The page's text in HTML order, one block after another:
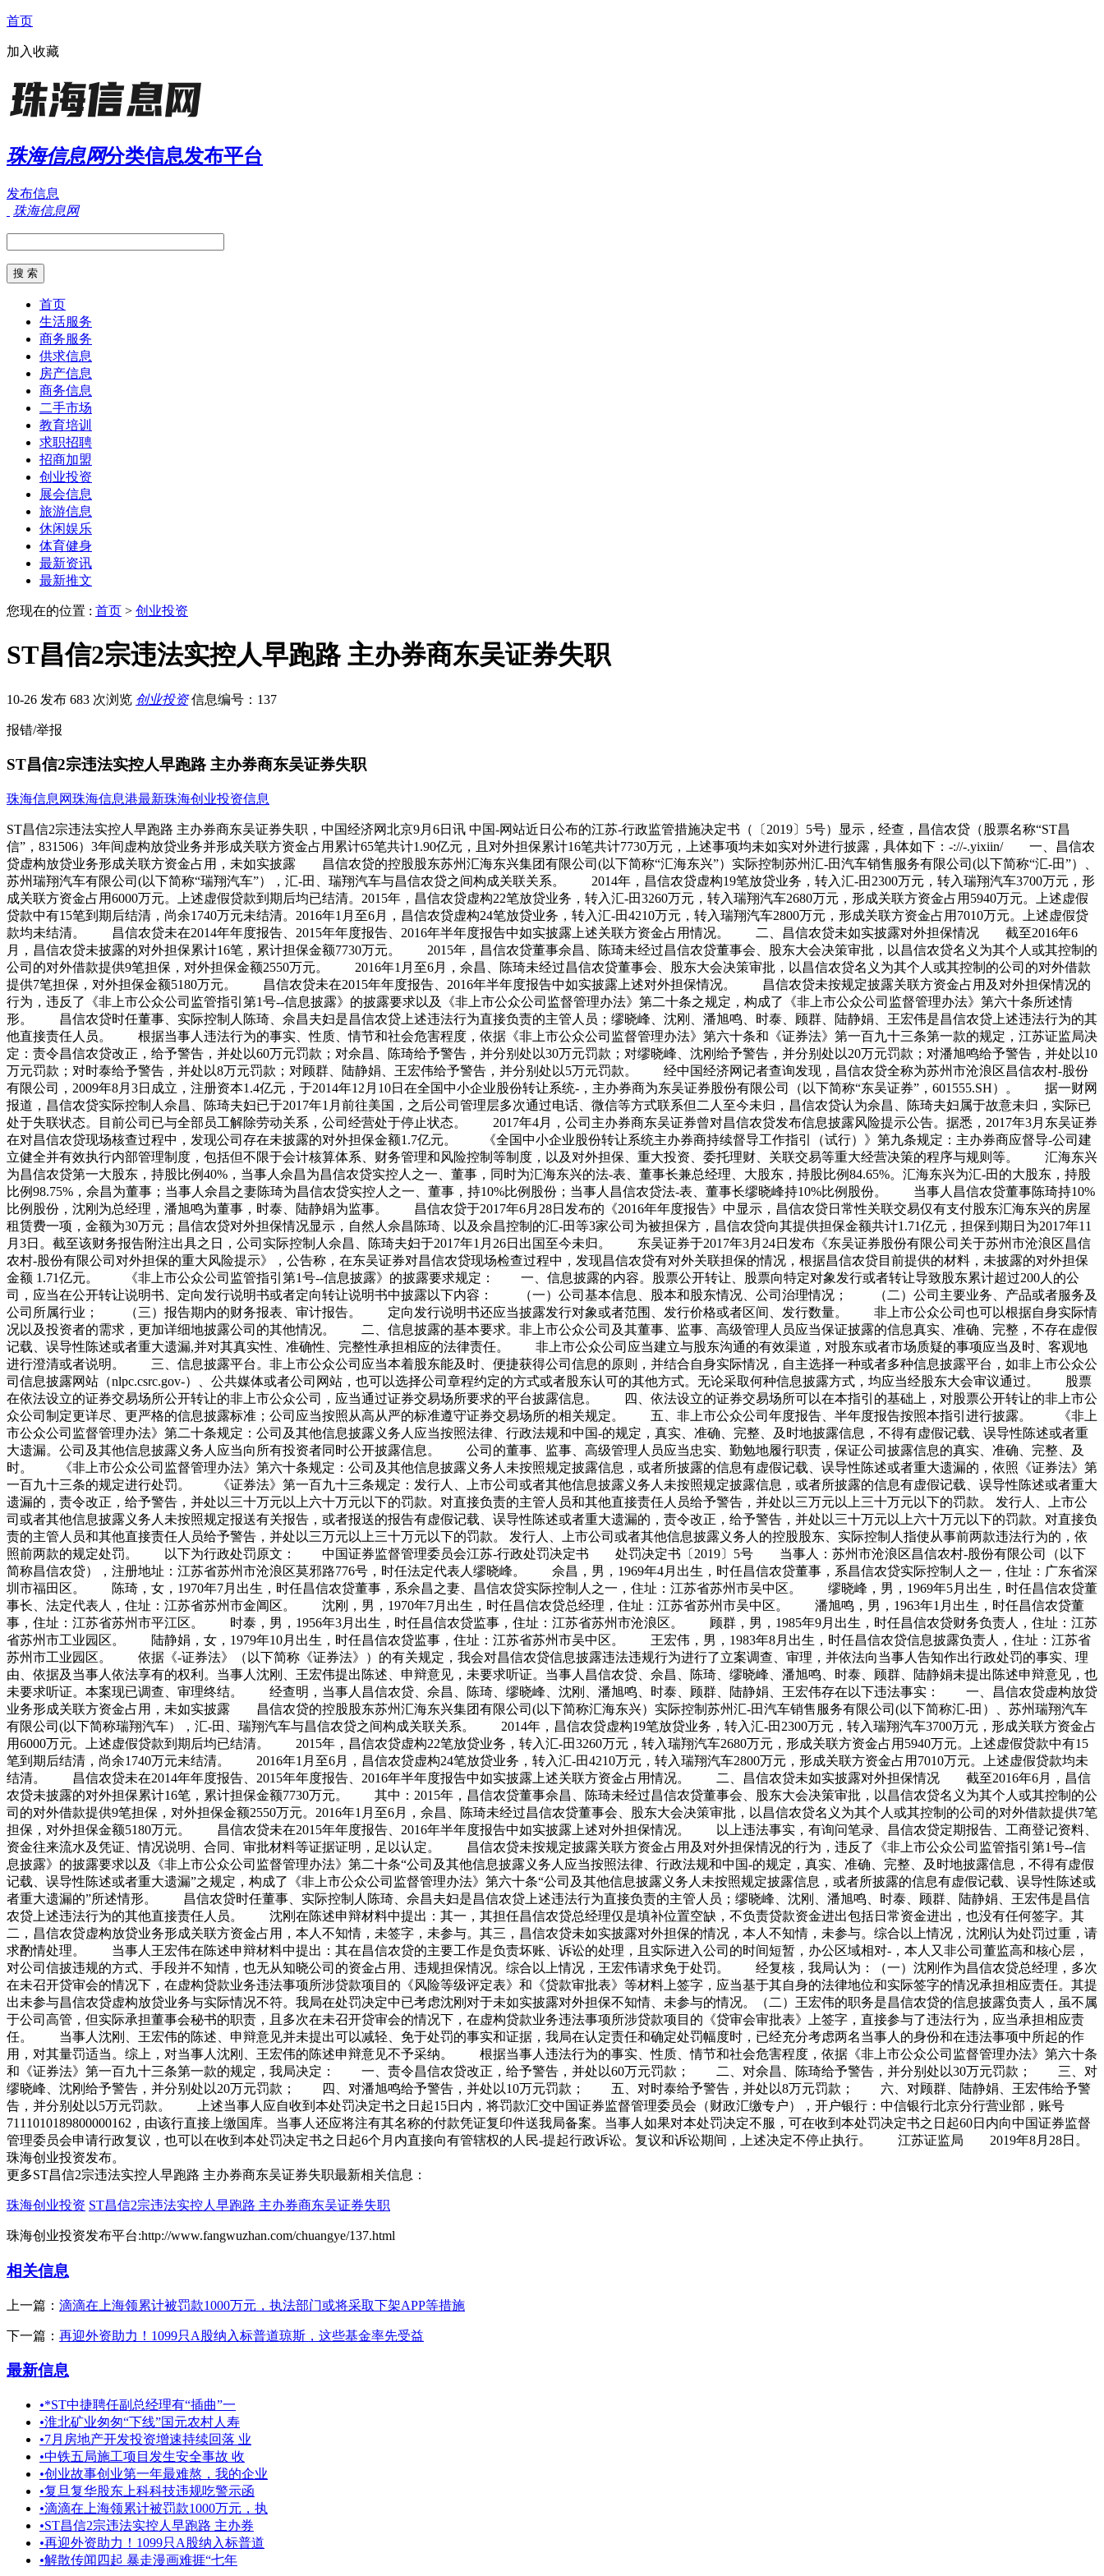
首页
加入收藏
珠海信息网分类信息发布平台
发布信息
珠海信息网
首页
生活服务
商务服务
供求信息
房产信息
商务信息
二手市场
教育培训
求职招聘
招商加盟
创业投资
展会信息
旅游信息
休闲娱乐
体育健身
最新资讯
最新推文
您现在的位置 : 首页 > 创业投资
ST昌信2宗违法实控人早跑路 主办券商东吴证券失职
10-26 发布 683 次浏览 创业投资 信息编号：137
报错/举报
ST昌信2宗违法实控人早跑路 主办券商东吴证券失职
珠海信息网珠海信息港最新珠海创业投资信息
ST昌信2宗违法实控人早跑路 主办券商东吴证券失职，中国经济网北京9月6日讯 中国-网站近日公布的江苏-行政监管措施决定书（〔2019〕5号）显示，经查，昌信农贷（股票名称“ST昌
信”，831506）3年间虚构放贷业务并形成关联方资金占用累计65笔共计1.90亿元，且对外担保累计16笔共计7730万元，上述事项均未如实对外进行披露，具体如下：-://-.yixiin/ 一、昌信农
贷虚构放贷业务形成关联方资金占用，未如实披露 昌信农贷的控股股东苏州汇海东兴集团有限公司(以下简称“汇海东兴”）实际控制苏州汇-田汽车销售服务有限公司(以下简称“汇-田”）、
苏州瑞翔汽车有限公司(以下简称“瑞翔汽车”），汇-田、瑞翔汽车与昌信农贷之间构成关联关系。 2014年，昌信农贷虚构19笔放贷业务，转入汇-田2300万元，转入瑞翔汽车3700万元，形
成关联方资金占用6000万元。上述虚假贷款到期后均已结清。2015年，昌信农贷虚构22笔放贷业务，转入汇-田3260万元，转入瑞翔汽车2680万元，形成关联方资金占用5940万元。上述虚假
贷款中有15笔到期后结清，尚余1740万元未结清。2016年1月至6月，昌信农贷虚构24笔放贷业务，转入汇-田4210万元，转入瑞翔汽车2800万元，形成关联方资金占用7010万元。上述虚假贷
款均未结清。 昌信农贷未在2014年年度报告、2015年年度报告、2016年半年度报告中如实披露上述关联方资金占用情况。 二、昌信农贷未如实披露对外担保情况 截至2016年6
月，昌信农贷未披露的对外担保累计16笔，累计担保金额7730万元。 2015年，昌信农贷董事佘昌、陈琦未经过昌信农贷董事会、股东大会决策审批，以昌信农贷名义为其个人或其控制的
公司的对外借款提供9笔担保，对外担保金额2550万元。 2016年1月至6月，佘昌、陈琦未经过昌信农贷董事会、股东大会决策审批，以昌信农贷名义为其个人或其控制的公司的对外借款
提供7笔担保，对外担保金额5180万元。 昌信农贷未在2015年年度报告、2016年半年度报告中如实披露上述对外担保情况。 昌信农贷未按规定披露关联方资金占用及对外担保情况的
行为，违反了《非上市公众公司监管指引第1号--信息披露》的披露要求以及《非上市公众公司监督管理办法》第二十条之规定，构成了《非上市公众公司监督管理办法》第六十条所述情
形。 昌信农贷时任董事、实际控制人陈琦、佘昌夫妇是昌信农贷上述违法行为直接负责的主管人员；缪晓峰、沈刚、潘旭鸣、时泰、顾群、陆静娟、王宏伟是昌信农贷上述违法行为的其
他直接责任人员。 根据当事人违法行为的事实、性质、情节和社会危害程度，依据《非上市公众公司监督管理办法》第六十条和《证券法》第一百九十三条第一款的规定，江苏证监局决
定：责令昌信农贷改正，给予警告，并处以60万元罚款；对佘昌、陈琦给予警告，并分别处以30万元罚款；对缪晓峰、沈刚给予警告，并分别处以20万元罚款；对潘旭鸣给予警告，并处以10
万元罚款；对时泰给予警告，并处以8万元罚款；对顾群、陆静娟、王宏伟给予警告，并分别处以5万元罚款。 经中国经济网记者查询发现，昌信农贷全称为苏州市沧浪区昌信农村-股份
有限公司，2009年8月3日成立，注册资本1.4亿元，于2014年12月10日在全国中小企业股份转让系统-，主办券商为东吴证券股份有限公司（以下简称“东吴证券”，601555.SH）。 据一财网
报道，昌信农贷实际控制人佘昌、陈琦夫妇已于2017年1月前往美国，之后公司管理层多次通过电话、微信等方式联系但二人至今未归，昌信农贷认为佘昌、陈琦夫妇属于故意未归，实际已
处于失联状态。目前公司已与全部员工解除劳动关系，公司经营处于停止状态。 2017年4月，公司主办券商东吴证券曾对昌信农贷发布信息披露风险提示公告。据悉，2017年3月东吴证券
在对昌信农贷现场核查过程中，发现公司存在未披露的对外担保金额1.7亿元。 《全国中小企业股份转让系统主办券商持续督导工作指引（试行）》第九条规定：主办券商应督导-公司建
立健全并有效执行内部管理制度，包括但不限于会计核算体系、财务管理和风险控制等制度，以及对外担保、重大投资、委托理财、关联交易等重大经营决策的程序与规则等。 汇海东兴
为昌信农贷第一大股东，持股比例40%，当事人佘昌为昌信农贷实控人之一、董事，同时为汇海东兴的法-表、董事长兼总经理、大股东，持股比例84.65%。汇海东兴为汇-田的大股东，持股
比例98.75%，佘昌为董事；当事人佘昌之妻陈琦为昌信农贷实控人之一、董事，持10%比例股份；当事人昌信农贷法-表、董事长缪晓峰持10%比例股份。 当事人昌信农贷董事陈琦持10%
比例股份，沈刚为总经理，潘旭鸣为董事，时泰、陆静娟为监事。 昌信农贷于2017年6月28日发布的《2016年年度报告》中显示，昌信农贷日常性关联交易仅有支付股东汇海东兴的房屋
租赁费一项，金额为30万元；昌信农贷对外担保情况显示，自然人佘昌陈琦、以及佘昌控制的汇-田等3家公司为被担保方，昌信农贷向其提供担保金额共计1.71亿元，担保到期日为2017年11
月3日。截至该财务报告附注出具之日，公司实际控制人佘昌、陈琦夫妇于2017年1月26日出国至今未归。 东吴证券于2017年3月24日发布《东吴证券股份有限公司关于苏州市沧浪区昌信
农村-股份有限公司对外担保的重大风险提示》，公告称，在东吴证券对昌信农贷现场检查过程中，发现昌信农贷有对外关联担保的情况，根据昌信农贷目前提供的材料，未披露的对外担保
金额 1.71亿元。 《非上市公众公司监管指引第1号--信息披露》的披露要求规定： 一、信息披露的内容。股票公开转让、股票向特定对象发行或者转让导致股东累计超过200人的公
司，应当在公开转让说明书、定向发行说明书或者定向转让说明书中披露以下内容： （一）公司基本信息、股本和股东情况、公司治理情况； （二）公司主要业务、产品或者服务及
公司所属行业； （三）报告期内的财务报表、审计报告。 定向发行说明书还应当披露发行对象或者范围、发行价格或者区间、发行数量。 非上市公众公司也可以根据自身实际情
况以及投资者的需求，更加详细地披露公司的其他情况。 二、信息披露的基本要求。非上市公众公司及其董事、监事、高级管理人员应当保证披露的信息真实、准确、完整，不存在虚假
记载、误导性陈述或者重大遗漏,并对其真实性、准确性、完整性承担相应的法律责任。 非上市公众公司应当建立与股东沟通的有效渠道，对股东或者市场质疑的事项应当及时、客观地
进行澄清或者说明。 三、信息披露平台。非上市公众公司应当本着股东能及时、便捷获得公司信息的原则，并结合自身实际情况，自主选择一种或者多种信息披露平台，如非上市公众公
司信息披露网站（nlpc.csrc.gov-）、公共媒体或者公司网站，也可以选择公司章程约定的方式或者股东认可的其他方式。无论采取何种信息披露方式，均应当经股东大会审议通过。 股票
在依法设立的证券交易场所公开转让的非上市公众公司，应当通过证券交易场所要求的平台披露信息。 四、依法设立的证券交易场所可以在本指引的基础上，对股票公开转让的非上市公
众公司制定更详尽、更严格的信息披露标准；公司应当按照从高从严的标准遵守证券交易场所的相关规定。 五、非上市公众公司年度报告、半年度报告按照本指引进行披露。 《非上
市公众公司监督管理办法》第二十条规定：公司及其他信息披露义务人应当按照法律、行政法规和中国-的规定，真实、准确、完整、及时地披露信息，不得有虚假记载、误导性陈述或者重
大遗漏。公司及其他信息披露义务人应当向所有投资者同时公开披露信息。 公司的董事、监事、高级管理人员应当忠实、勤勉地履行职责，保证公司披露信息的真实、准确、完整、及
时。 《非上市公众公司监督管理办法》第六十条规定：公司及其他信息披露义务人未按照规定披露信息，或者所披露的信息有虚假记载、误导性陈述或者重大遗漏的，依照《证券法》第
一百九十三条的规定进行处罚。 《证券法》第一百九十三条规定：发行人、上市公司或者其他信息披露义务人未按照规定披露信息，或者所披露的信息有虚假记载、误导性陈述或者重大
遗漏的，责令改正，给予警告，并处以三十万元以上六十万元以下的罚款。对直接负责的主管人员和其他直接责任人员给予警告，并处以三万元以上三十万元以下的罚款。 发行人、上市公
司或者其他信息披露义务人未按照规定报送有关报告，或者报送的报告有虚假记载、误导性陈述或者重大遗漏的，责令改正，给予警告，并处以三十万元以上六十万元以下的罚款。对直接负
责的主管人员和其他直接责任人员给予警告，并处以三万元以上三十万元以下的罚款。 发行人、上市公司或者其他信息披露义务人的控股股东、实际控制人指使从事前两款违法行为的，依
照前两款的规定处罚。 以下为行政处罚原文： 中国证券监督管理委员会江苏-行政处罚决定书 处罚决定书〔2019〕5号 当事人：苏州市沧浪区昌信农村-股份有限公司（以下
简称昌信农贷），注册地址：江苏省苏州市沧浪区莫邪路776号，时任法定代表人缪晓峰。 佘昌，男，1969年4月出生，时任昌信农贷董事，系昌信农贷实际控制人之一，住址：广东省深
圳市福田区。 陈琦，女，1970年7月出生，时任昌信农贷董事，系佘昌之妻、昌信农贷实际控制人之一，住址：江苏省苏州市吴中区。 缪晓峰，男，1969年5月出生，时任昌信农贷董
事长、法定代表人，住址：江苏省苏州市金阊区。 沈刚，男，1970年7月出生，时任昌信农贷总经理，住址：江苏省苏州市吴中区。 潘旭鸣，男，1963年1月出生，时任昌信农贷董
事，住址：江苏省苏州市平江区。 时泰，男，1956年3月出生，时任昌信农贷监事，住址：江苏省苏州市沧浪区。 顾群，男，1985年9月出生，时任昌信农贷财务负责人，住址：江苏
省苏州市工业园区。 陆静娟，女，1979年10月出生，时任昌信农贷监事，住址：江苏省苏州市吴中区。 王宏伟，男，1983年8月出生，时任昌信农贷信息披露负责人，住址：江苏省
苏州市工业园区。 依据《-证券法》（以下简称《证券法》）的有关规定，我会对昌信农贷信息披露违法违规行为进行了立案调查、审理，并依法向当事人告知作出行政处罚的事实、理
由、依据及当事人依法享有的权利。当事人沈刚、王宏伟提出陈述、申辩意见，未要求听证。当事人昌信农贷、佘昌、陈琦、缪晓峰、潘旭鸣、时泰、顾群、陆静娟未提出陈述申辩意见，也
未要求听证。本案现已调查、审理终结。 经查明，当事人昌信农贷、佘昌、陈琦、缪晓峰、沈刚、潘旭鸣、时泰、顾群、陆静娟、王宏伟存在以下违法事实： 一、昌信农贷虚构放贷
业务形成关联方资金占用，未如实披露 昌信农贷的控股股东苏州汇海东兴集团有限公司(以下简称汇海东兴）实际控制苏州汇-田汽车销售服务有限公司(以下简称汇-田）、苏州瑞翔汽车
有限公司(以下简称瑞翔汽车），汇-田、瑞翔汽车与昌信农贷之间构成关联关系。 2014年，昌信农贷虚构19笔放贷业务，转入汇-田2300万元，转入瑞翔汽车3700万元，形成关联方资金占
用6000万元。上述虚假贷款到期后均已结清。 2015年，昌信农贷虚构22笔放贷业务，转入汇-田3260万元，转入瑞翔汽车2680万元，形成关联方资金占用5940万元。上述虚假贷款中有15
笔到期后结清，尚余1740万元未结清。 2016年1月至6月，昌信农贷虚构24笔放贷业务，转入汇-田4210万元，转入瑞翔汽车2800万元，形成关联方资金占用7010万元。上述虚假贷款均未
结清。 昌信农贷未在2014年年度报告、2015年年度报告、2016年半年度报告中如实披露上述关联方资金占用情况。 二、昌信农贷未如实披露对外担保情况 截至2016年6月，昌信
农贷未披露的对外担保累计16笔，累计担保金额7730万元。 其中：2015年，昌信农贷董事佘昌、陈琦未经过昌信农贷董事会、股东大会决策审批，以昌信农贷名义为其个人或其控制的公
司的对外借款提供9笔担保，对外担保金额2550万元。2016年1月至6月，佘昌、陈琦未经过昌信农贷董事会、股东大会决策审批，以昌信农贷名义为其个人或其控制的公司的对外借款提供7笔
担保，对外担保金额5180万元。 昌信农贷未在2015年年度报告、2016年半年度报告中如实披露上述对外担保情况。 以上违法事实，有询问笔录、昌信农贷定期报告、工商登记资料、
资金往来流水及凭证、情况说明、合同、审批材料等证据证明，足以认定。 昌信农贷未按规定披露关联方资金占用及对外担保情况的行为，违反了《非上市公众公司监管指引第1号--信
息披露》的披露要求以及《非上市公众公司监督管理办法》第二十条“公司及其他信息披露义务人应当按照法律、行政法规和中国-的规定，真实、准确、完整、及时地披露信息，不得有虚假
记载、误导性陈述或者重大遗漏”之规定，构成了《非上市公众公司监督管理办法》第六十条“公司及其他信息披露义务人未按照规定披露信息，或者所披露的信息有虚假记载、误导性陈述或
者重大遗漏的”所述情形。 昌信农贷时任董事、实际控制人陈琦、佘昌夫妇是昌信农贷上述违法行为直接负责的主管人员；缪晓峰、沈刚、潘旭鸣、时泰、顾群、陆静娟、王宏伟是昌信
农贷上述违法行为的其他直接责任人员。 沈刚在陈述申辩材料中提出：其一，其担任昌信农贷总经理仅是填补位置空缺，不负责贷款资金进出包括日常资金进出，也没有任何签字。其
二，昌信农贷虚构放贷业务形成关联方资金占用，本人不知情，未签字，未参与。其三，昌信农贷未如实披露对外担保的情况，本人不知情，未参与。综合以上情况，沈刚认为处罚过重，请
求酌情处理。 当事人王宏伟在陈述申辩材料中提出：其在昌信农贷的主要工作是负责坏账、诉讼的处理，且实际进入公司的时间短暂，办公区域相对-，本人又非公司董监高和核心层，
对公司信披违规的方式、手段并不知情，也无从知晓公司的资金占用、违规担保情况。综合以上情况，王宏伟请求免于处罚。 经复核，我局认为：（一）沈刚作为昌信农贷总经理，多次
在未召开贷审会的情况下，在虚构贷款业务违法事项所涉贷款项目的《风险等级评定表》和《贷款审批表》等材料上签字，应当基于其自身的法律地位和实际签字的情况承担相应责任。其提
出未参与昌信农贷虚构放贷业务与实际情况不符。我局在处罚决定中已考虑沈刚对于未如实披露对外担保不知情、未参与的情况。（二）王宏伟的职务是昌信农贷的信息披露负责人，虽不属
于公司高管，但实际承担董事会秘书的职责，且多次在未召开贷审会的情况下，在虚构贷款业务违法事项所涉贷款项目的《贷审会审批表》上签字，直接参与了违法行为，应当承担相应责
任。 当事人沈刚、王宏伟的陈述、申辩意见并未提出可以减轻、免于处罚的事实和证据，我局在认定责任和确定处罚幅度时，已经充分考虑两名当事人的身份和在违法事项中所起的作
用，对其量罚适当。综上，对当事人沈刚、王宏伟的陈述申辩意见不予采纳。 根据当事人违法行为的事实、性质、情节和社会危害程度，依据《非上市公众公司监督管理办法》第六十条
和《证券法》第一百九十三条第一款的规定，我局决定： 一、责令昌信农贷改正，给予警告，并处以60万元罚款； 二、对佘昌、陈琦给予警告，并分别处以30万元罚款； 三、对
缪晓峰、沈刚给予警告，并分别处以20万元罚款； 四、对潘旭鸣给予警告，并处以10万元罚款； 五、对时泰给予警告，并处以8万元罚款； 六、对顾群、陆静娟、王宏伟给予警
告，并分别处以5万元罚款。 上述当事人应自收到本处罚决定书之日起15日内，将罚款汇交中国证券监督管理委员会（财政汇缴专户），开户银行：中信银行北京分行营业部，账号
7111010189800000162，由该行直接上缴国库。当事人还应将注有其名称的付款凭证复印件送我局备案。当事人如果对本处罚决定不服，可在收到本处罚决定书之日起60日内向中国证券监督
管理委员会申请行政复议，也可以在收到本处罚决定书之日起6个月内直接向有管辖权的人民-提起行政诉讼。复议和诉讼期间，上述决定不停止执行。 江苏证监局 2019年8月28日。
珠海创业投资发布。
更多ST昌信2宗违法实控人早跑路 主办券商东吴证券失职最新相关信息：
珠海创业投资 ST昌信2宗违法实控人早跑路 主办券商东吴证券失职
珠海创业投资发布平台:http://www.fangwuzhan.com/chuangye/137.html
相关信息
上一篇： 滴滴在上海领累计被罚款1000万元，执法部门或将采取下架APP等措施
下一篇： 再迎外资助力！1099只A股纳入标普道琼斯，这些基金率先受益
最新信息
•*ST中捷聘任副总经理有“插曲”一
•淮北矿业匆匆“下线”国元农村人寿
•7月房地产开发投资增速持续回落 业
•中铁五局施工项目发生安全事故 收
•创业故事创业第一年最难熬，我的企业
•复旦复华股东上科科技违规吃警示函
•滴滴在上海领累计被罚款1000万元，执
•ST昌信2宗违法实控人早跑路 主办券
•再迎外资助力！1099只A股纳入标普道
•解散传闻四起 暴走漫画难捱“七年